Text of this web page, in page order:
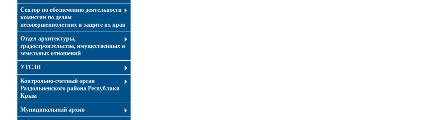
Сектор по обеспечению деятельности
комиссии по делам
несовершеннолетних и защите их прав
Отдел архитектуры,
градостроительства, имущественных и
земельных отношений
УТСЗН
Контрольно-счетный орган
Раздольненского района Республики
Крым
Муниципальный архив